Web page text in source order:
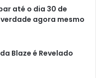
este post post
até o dia 30 de
agora mesmo
Blaze é Revelado